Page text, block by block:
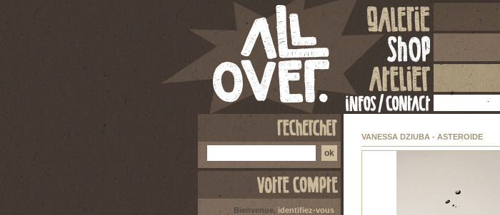
Bienvenue, identifiez-vous
VANESSA DZIUBA - ASTEROIDE